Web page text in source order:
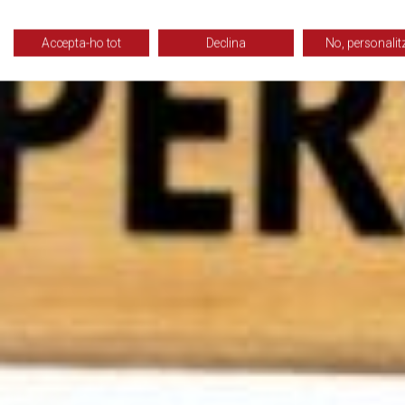
Accepta-ho tot Declina No,